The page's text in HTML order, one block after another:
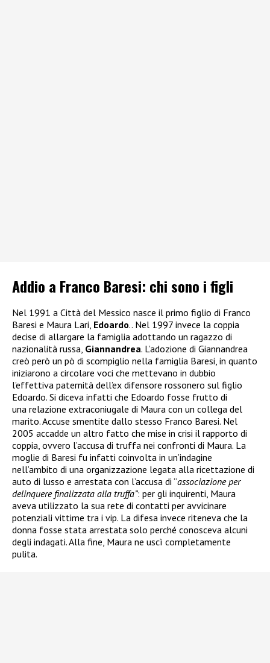
Addio a Franco Baresi: chi sono i figli
Nel 1991 a Città del Messico nasce il primo figlio di Franco
Baresi e Maura Lari, Edoardo.. Nel 1997 invece la coppia
decise di allargare la famiglia adottando un ragazzo di
nazionalità russa, Giannandrea. L’adozione di Giannandrea
creò però un pò di scompiglio nella famiglia Baresi, in quanto
iniziarono a circolare voci che mettevano in dubbio
l’effettiva paternità dell’ex difensore rossonero sul figlio
Edoardo. Si diceva infatti che Edoardo fosse frutto di
una relazione extraconiugale di Maura con un collega del
marito. Accuse smentite dallo stesso Franco Baresi. Nel
2005 accadde un altro fatto che mise in crisi il rapporto di
coppia, ovvero l’accusa di truffa nei confronti di Maura. La
moglie di Baresi fu infatti coinvolta in un’indagine
nell’ambito di una organizzazione legata alla ricettazione di
auto di lusso e arrestata con l’accusa di “associazione per
delinquere finalizzata alla truffa”: per gli inquirenti, Maura
aveva utilizzato la sua rete di contatti per avvicinare
potenziali vittime tra i vip. La difesa invece riteneva che la
donna fosse stata arrestata solo perché conosceva alcuni
degli indagati. Alla fine, Maura ne uscì completamente
pulita.